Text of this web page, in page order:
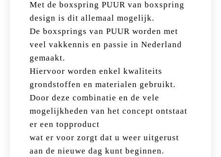
Met de boxspring PUUR van boxspring
design is dit allemaal mogelijk.
De boxsprings van PUUR worden met
veel vakkennis en passie in Nederland
gemaakt.
Hiervoor worden enkel kwaliteits
grondstoffen en materialen gebruikt.
Door deze combinatie en de vele
mogelijkheden van het concept ontstaat
er een topproduct
wat er voor zorgt dat u weer uitgerust
aan de nieuwe dag kunt beginnen.